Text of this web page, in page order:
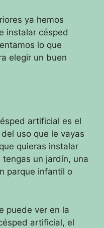
ya hemos
instalar césped
lo que
elegir un buen
artificial es el
uso que le vayas
quieras instalar
un jardín, una
parque infantil o
puede ver en la
artificial, el